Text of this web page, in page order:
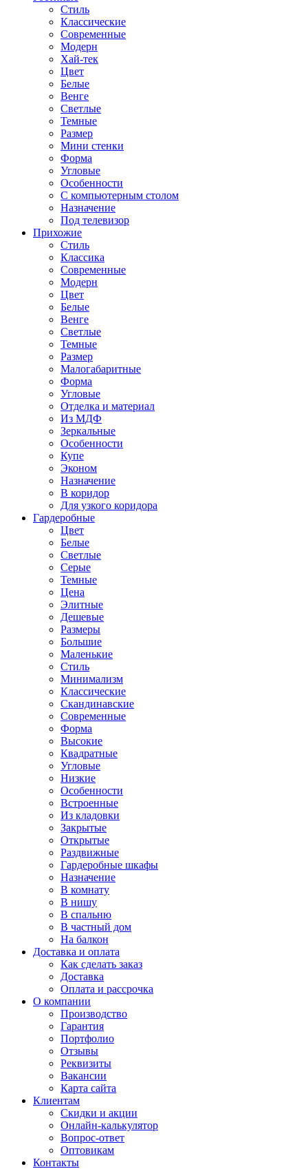
Стиль
Классические
Современные
Модерн
Хай-тек
Цвет
Белые
Венге
Светлые
Темные
Размер
Мини стенки
Форма
Угловые
Особенности
С компьютерным столом
Назначение
Под телевизор
Прихожие
Стиль
Классика
Современные
Модерн
Цвет
Белые
Венге
Светлые
Темные
Размер
Малогабаритные
Форма
Угловые
Отделка и материал
Из МДФ
Зеркальные
Особенности
Купе
Эконом
Назначение
В коридор
Для узкого коридора
Гардеробные
Цвет
Белые
Светлые
Серые
Темные
Цена
Элитные
Дешевые
Размеры
Большие
Маленькие
Стиль
Минимализм
Классические
Скандинавские
Современные
Форма
Высокие
Квадратные
Угловые
Низкие
Особенности
Встроенные
Из кладовки
Закрытые
Открытые
Раздвижные
Гардеробные шкафы
Назначение
В комнату
В нишу
В спальню
В частный дом
На балкон
Доставка и оплата
Как сделать заказ
Доставка
Оплата и рассрочка
О компании
Производство
Гарантия
Портфолио
Отзывы
Реквизиты
Вакансии
Карта сайта
Клиентам
Скидки и акции
Онлайн-калькулятор
Вопрос-ответ
Оптовикам
Контакты